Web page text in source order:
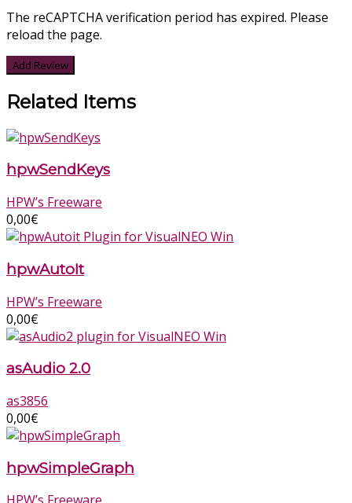
The reCAPTCHA verification period has expired. Please
reload the page.
Related Items
hpwSendKeys
HPW’s Freeware
0,00€
hpwAutoIt
HPW’s Freeware
0,00€
asAudio 2.0
as3856
0,00€
hpwSimpleGraph